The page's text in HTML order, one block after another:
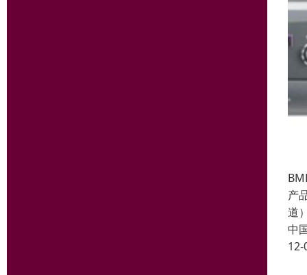
产
道
中
12-